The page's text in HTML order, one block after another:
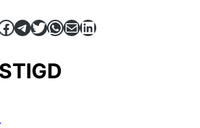
Telegram
Twitter
WhatsApp
E-mailLinkedIn